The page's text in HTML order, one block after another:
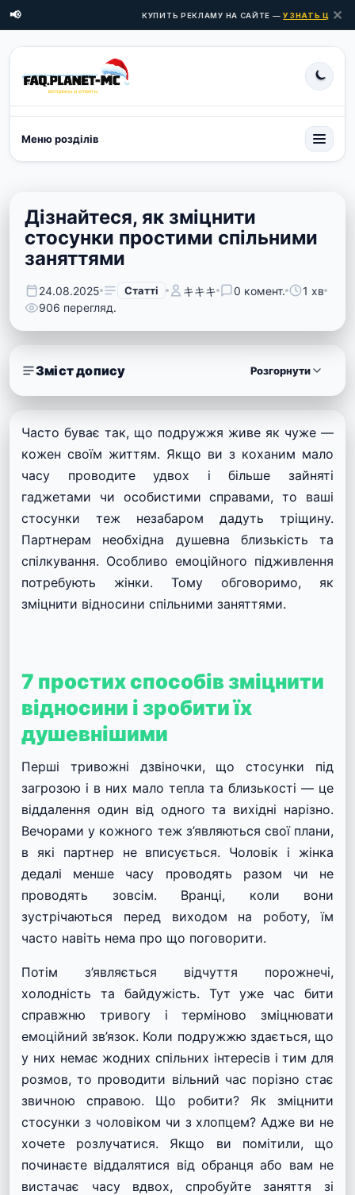
📢 КУПИТЬ РЕКЛАМУ НА САЙТЕ — УЗНАТЬ ЦЕНЫ✕
Меню розділів
Дізнайтеся, як зміцнити
стосунки простими спільними
заняттями
24.08.2025 Статті キキキ 0 комент.
1 хв
906 перегляд.
Зміст допису Розгорнути
Часто буває так, що подружжя живе як чуже —
кожен своїм життям. Якщо ви з коханим мало
часу проводите удвох і більше зайняті
гаджетами чи особистими справами, то ваші
стосунки теж незабаром дадуть тріщину.
Партнерам необхідна душевна близькість та
спілкування. Особливо емоційного підживлення
потребують жінки. Тому обговоримо, як
зміцнити відносини спільними заняттями.
7 простих способів зміцнити
відносини і зробити їх
душевнішими
Перші тривожні дзвіночки, що стосунки під
загрозою і в них мало тепла та близькості — це
віддалення один від одного та вихідні нарізно.
Вечорами у кожного теж з’являються свої плани,
в які партнер не вписується. Чоловік і жінка
дедалі менше часу проводять разом чи не
проводять зовсім. Вранці, коли вони
зустрічаються перед виходом на роботу, їм
часто навіть нема про що поговорити.
Потім з’являється відчуття порожнечі,
холодність та байдужість. Тут уже час бити
справжню тривогу і терміново зміцнювати
емоційний зв’язок. Коли подружжю здається, що
у них немає жодних спільних інтересіві тим для
розмов, то проводити вільний час порізно стає
звичною справою. Що робити? Як зміцнити
стосунки з чоловіком чи з хлопцем? Адже ви не
хочете розлучатися. Якщо ви помітили, що
починаєте віддалятися від обранця або вам не
вистачає часу вдвох, спробуйте заняття зі